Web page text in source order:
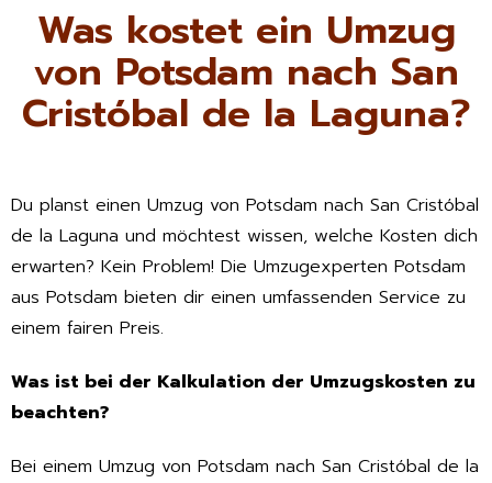
Was kostet ein Umzug
von Potsdam nach San
Cristóbal de la Laguna?
Du planst einen Umzug von Potsdam nach San Cristóbal
de la Laguna und möchtest wissen, welche Kosten dich
erwarten? Kein Problem! Die Umzugexperten Potsdam
aus Potsdam bieten dir einen umfassenden Service zu
einem fairen Preis.
Was ist bei der Kalkulation der Umzugskosten zu
beachten?
Bei einem Umzug von Potsdam nach San Cristóbal de la